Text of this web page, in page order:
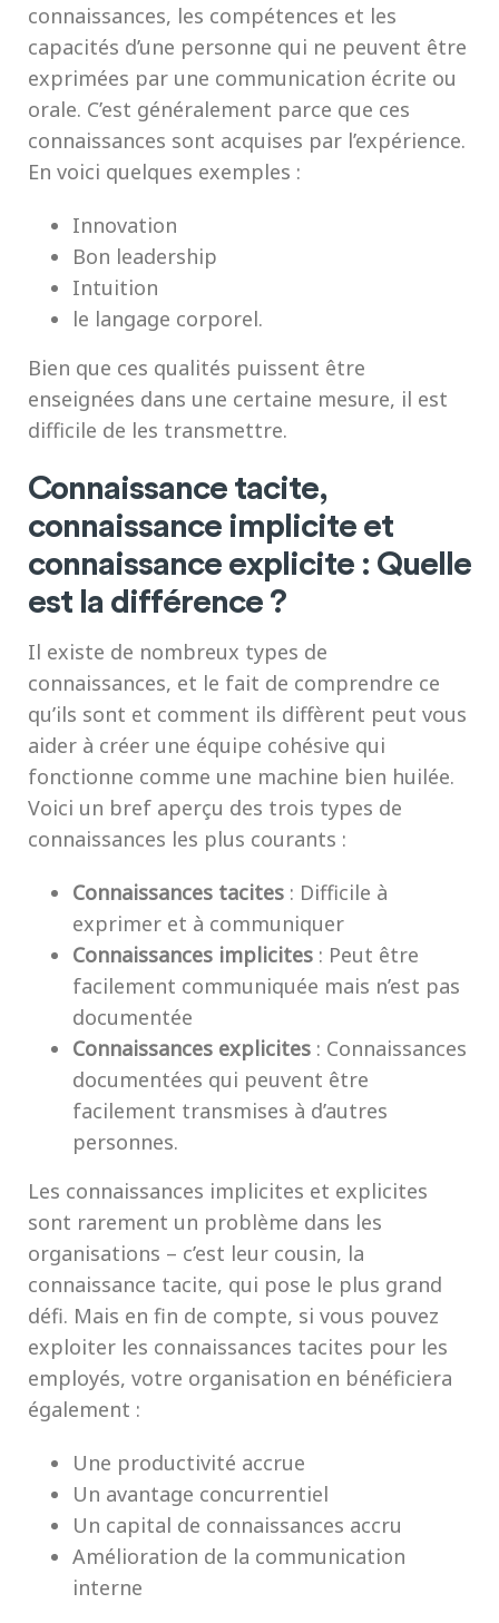
connaissances, les compétences et les
capacités d’une personne qui ne peuvent être
exprimées par une communication écrite ou
orale. C’est généralement parce que ces
connaissances sont acquises par l’expérience.
En voici quelques exemples :
Innovation
Bon leadership
Intuition
le langage corporel.
Bien que ces qualités puissent être
enseignées dans une certaine mesure, il est
difficile de les transmettre.
Connaissance tacite,
connaissance implicite et
connaissance explicite : Quelle
est la différence ?
Il existe de nombreux types de
connaissances, et le fait de comprendre ce
qu’ils sont et comment ils diffèrent peut vous
aider à créer une équipe cohésive qui
fonctionne comme une machine bien huilée.
Voici un bref aperçu des trois types de
connaissances les plus courants :
Connaissances tacites : Difficile à
exprimer et à communiquer
Connaissances implicites : Peut être
facilement communiquée mais n’est pas
documentée
Connaissances explicites : Connaissances
documentées qui peuvent être
facilement transmises à d’autres
personnes.
Les connaissances implicites et explicites
sont rarement un problème dans les
organisations – c’est leur cousin, la
connaissance tacite, qui pose le plus grand
défi. Mais en fin de compte, si vous pouvez
exploiter les connaissances tacites pour les
employés, votre organisation en bénéficiera
également :
Une productivité accrue
Un avantage concurrentiel
Un capital de connaissances accru
Amélioration de la communication
interne